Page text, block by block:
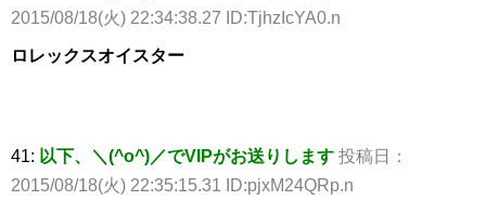
2015/08/18(火) 22:34:38.27 ID:TjhzIcYA0.n
ロレックスオイスター
41: 以下、＼(^o^)／でVIPがお送りします 投稿日：
2015/08/18(火) 22:35:15.31 ID:pjxM24QRp.n